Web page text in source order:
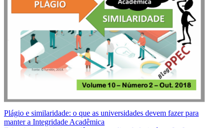
Plágio e similaridade: o que as universidades devem fazer para
manter a Integridade Acadêmica